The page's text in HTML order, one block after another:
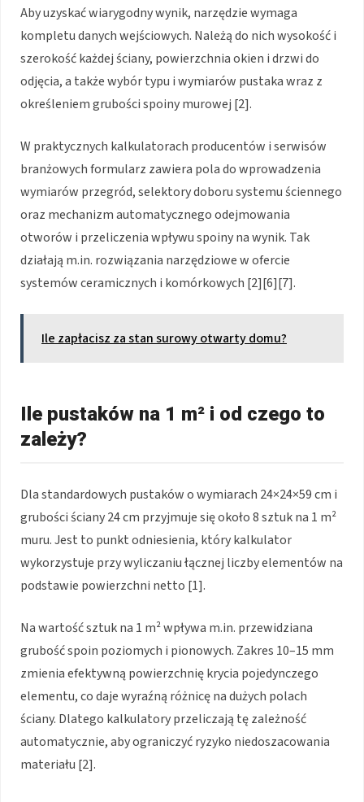
Aby uzyskać wiarygodny wynik, narzędzie wymaga
kompletu danych wejściowych. Należą do nich wysokość i
szerokość każdej ściany, powierzchnia okien i drzwi do
odjęcia, a także wybór typu i wymiarów pustaka wraz z
określeniem grubości spoiny murowej [2].
W praktycznych kalkulatorach producentów i serwisów
branżowych formularz zawiera pola do wprowadzenia
wymiarów przegród, selektory doboru systemu ściennego
oraz mechanizm automatycznego odejmowania
otworów i przeliczenia wpływu spoiny na wynik. Tak
działają m.in. rozwiązania narzędziowe w ofercie
systemów ceramicznych i komórkowych [2][6][7].
Ile zapłacisz za stan surowy otwarty domu?
Ile pustaków na 1 m² i od czego to
zależy?
Dla standardowych pustaków o wymiarach 24×24×59 cm i
grubości ściany 24 cm przyjmuje się około 8 sztuk na 1 m²
muru. Jest to punkt odniesienia, który kalkulator
wykorzystuje przy wyliczaniu łącznej liczby elementów na
podstawie powierzchni netto [1].
Na wartość sztuk na 1 m² wpływa m.in. przewidziana
grubość spoin poziomych i pionowych. Zakres 10–15 mm
zmienia efektywną powierzchnię krycia pojedynczego
elementu, co daje wyraźną różnicę na dużych polach
ściany. Dlatego kalkulatory przeliczają tę zależność
automatycznie, aby ograniczyć ryzyko niedoszacowania
materiału [2].